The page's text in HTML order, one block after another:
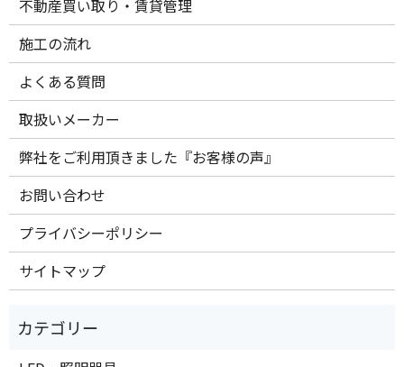
不動産買い取り・賃貸管理
施工の流れ
よくある質問
取扱いメーカー
弊社をご利用頂きました『お客様の声』
お問い合わせ
プライバシーポリシー
サイトマップ